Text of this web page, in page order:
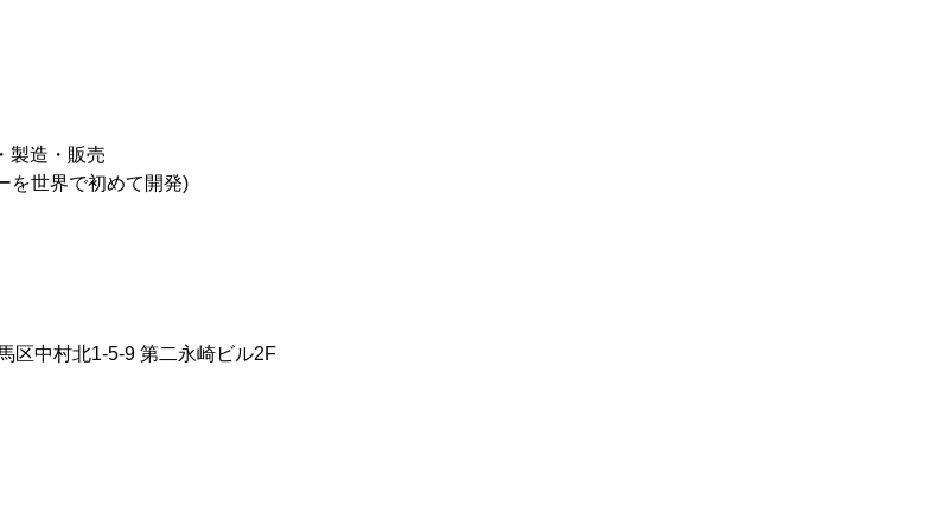
製造・販売
を世界で初めて開発)
中村北1-5-9 第二永崎ビル2F